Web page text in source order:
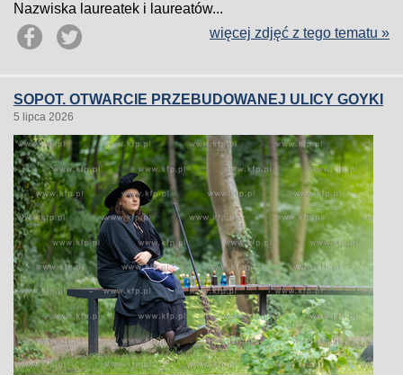
Nazwiska laureatek i laureatów...
więcej zdjęć z tego tematu »
SOPOT. OTWARCIE PRZEBUDOWANEJ ULICY GOYKI
5 lipca 2026